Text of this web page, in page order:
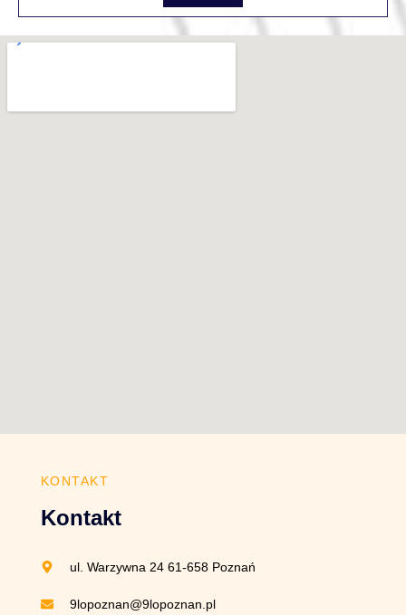
KONTAKT
Kontakt
ul. Warzywna 24 61-658 Poznań
9lopoznan@9lopoznan.pl